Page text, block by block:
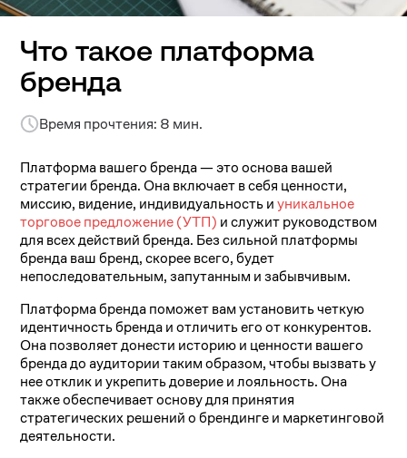
Что такое платформа
бренда
Время прочтения: 8 мин.
Платформа вашего бренда — это основа вашей
стратегии бренда. Она включает в себя ценности,
миссию, видение, индивидуальность иуникальное
торговое предложение (УТП) и служит руководством
для всех действий бренда. Без сильной платформы
бренда ваш бренд, скорее всего, будет
непоследовательным, запутанным и забывчивым.
Платформа бренда поможет вам установить четкую
идентичность бренда и отличить его от конкурентов.
Она позволяет донести историю и ценности вашего
бренда до аудитории таким образом, чтобы вызвать у
нее отклик и укрепить доверие и лояльность. Она
также обеспечивает основу для принятия
стратегических решений о брендинге и маркетинговой
деятельности.